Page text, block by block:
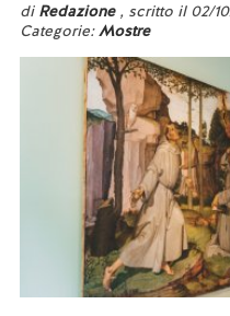
di Redazione , scritto il 02/
Categorie:Mostre